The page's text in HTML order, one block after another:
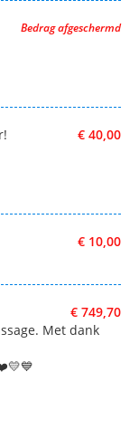
Bedrag afgeschermd
€ 40,00
€ 10,00
€ 749,70
Met dank